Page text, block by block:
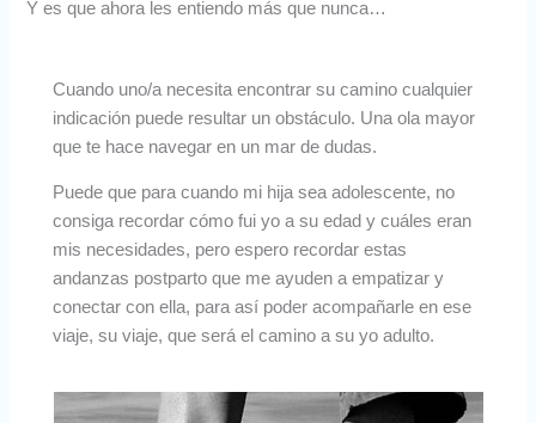
Y es que ahora les entiendo más que nunca…
Cuando uno/a necesita encontrar su camino cualquier
indicación puede resultar un obstáculo. Una ola mayor
que te hace navegar en un mar de dudas.
Puede que para cuando mi hija sea adolescente, no
consiga recordar cómo fui yo a su edad y cuáles eran
mis necesidades, pero espero recordar estas
andanzas postparto que me ayuden a empatizar y
conectar con ella, para así poder acompañarle en ese
viaje, su viaje, que será el camino a su yo adulto.